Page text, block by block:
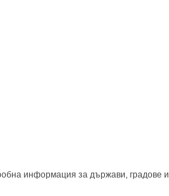
информация за държави, градове